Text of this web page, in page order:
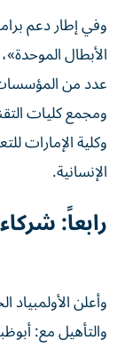
وفي إطار دعم
الأبطال
عدد من
ومجمع كليات
وكلية الإمارات
الإنسانية.
رابعاً:
وأعلن
والتأهيل مع: